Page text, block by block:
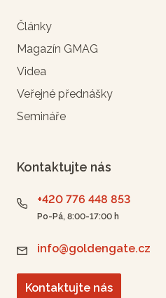
Články
Magazín GMAG
Videa
Veřejné přednášky
Semináře
Kontaktujte nás
+420 776 448 853
Po-Pá, 8:00-17:00 h
info@goldengate.cz
Kontaktujte nás